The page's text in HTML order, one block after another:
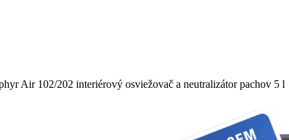
Air 102/202 interiérový osviežovač a neutralizátor pachov 5 l